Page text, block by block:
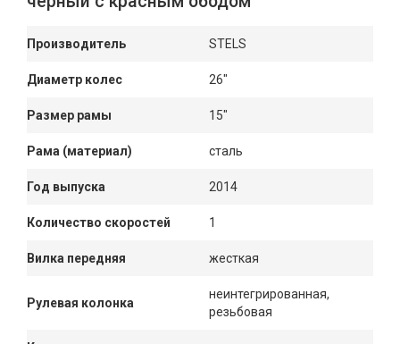
Производитель STELS
Диаметр колес 26"
Размер рамы 15"
Рама (материал) сталь
Год выпуска 2014
Количество скоростей 1
Вилка передняя жесткая
Рулевая колонка
неинтегрированная,
резьбовая